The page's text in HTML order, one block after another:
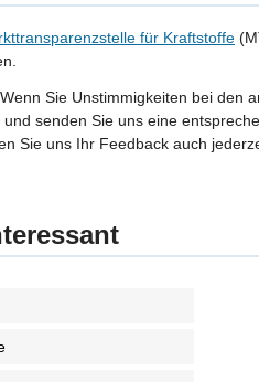
für Kraftstoffe
Sie Unstimmigkeiten bei den
senden Sie uns eine
Sie uns Ihr Feedback auch